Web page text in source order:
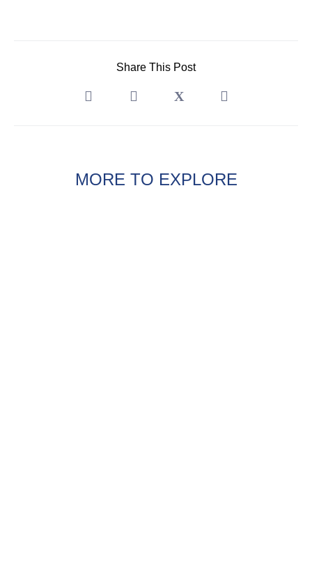
Share This Post
MORE TO EXPLORE